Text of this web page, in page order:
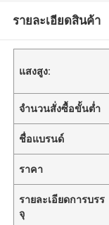
รายละเอียดสินค้า
แสงสูง:
จำนวนสั่งซื้อขั้นต่ำ
ชื่อแบรนด์
ราคา
รายละเอียดการบรร
จุ